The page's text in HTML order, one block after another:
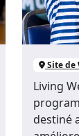
Site de
Living
destiné